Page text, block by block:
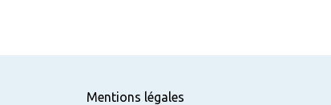
Mentions légales